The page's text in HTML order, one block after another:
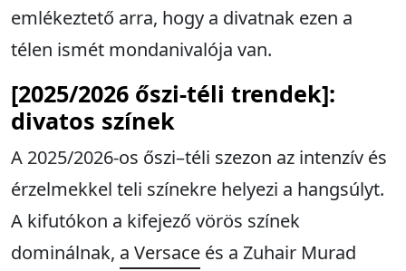
emlékeztető arra, hogy a divatnak ezen a
télen ismét mondanivalója van.
[2025/2026 őszi-téli trendek]:
divatos színek
A 2025/2026-os őszi–téli szezon az intenzív és
érzelmekkel teli színekre helyezi a hangsúlyt.
A kifutókon a kifejező vörös színek
dominálnak, a Versace és a Zuhair Murad